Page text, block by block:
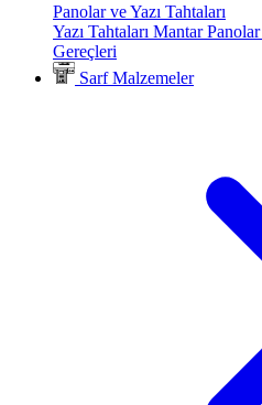
Panolar ve Yazı Tahtaları
Yazı Tahtaları Mantar Panolar
Gereçleri
Sarf Malzemeler